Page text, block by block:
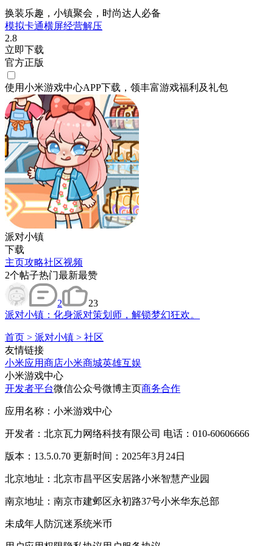
换装乐趣，小镇聚会，时尚达人必备
模拟卡通横屏经营解压
2.8
立即下载
官方正版
使用小米游戏中心APP下载 ，领丰富游戏福利 及礼包
派对小镇
下载
主页攻略社区视频
2个帖子热门最新最赞
2
23
派对小镇：化身派对策划师，解锁梦幻狂欢。
首页 > 派对小镇 > 社区
友情链接
小米应用商店小米商城英雄互娱
小米游戏中心
开发者平台微信公众号微博主页商务合作
应用名称：小米游戏中心
开发者：北京瓦力网络科技有限公司 电话：010-60606666
版本：13.5.0.70 更新时间：2025年3月24日
北京地址：北京市昌平区安居路小米智慧产业园
南京地址：南京市建邺区永初路37号小米华东总部
未成年人防沉迷系统米币